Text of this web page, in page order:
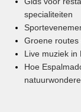
specialiteiten
Groene
Live muziek in
Hoe